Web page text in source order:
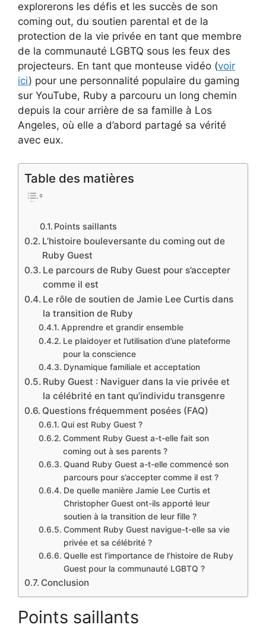
explorerons les défis et les succès de son
coming out, du soutien parental et de la
protection de la vie privée en tant que membre
de la communauté LGBTQ sous les feux des
projecteurs. En tant que monteuse vidéo (voir
ici) pour une personnalité populaire du gaming
sur YouTube, Ruby a parcouru un long chemin
depuis la cour arrière de sa famille à Los
Angeles, où elle a d’abord partagé sa vérité
avec eux.
Table des matières
Points saillants
L’histoire bouleversante du coming out de
Ruby Guest
Le parcours de Ruby Guest pour s’accepter
comme il est
Le rôle de soutien de Jamie Lee Curtis dans
la transition de Ruby
Apprendre et grandir ensemble
Le plaidoyer et l’utilisation d’une plateforme
pour la conscience
Dynamique familiale et acceptation
Ruby Guest : Naviguer dans la vie privée et
la célébrité en tant qu’individu transgenre
Questions fréquemment posées (FAQ)
Qui est Ruby Guest ?
Comment Ruby Guest a-t-elle fait son
coming out à ses parents ?
Quand Ruby Guest a-t-elle commencé son
parcours pour s’accepter comme il est ?
De quelle manière Jamie Lee Curtis et
Christopher Guest ont-ils apporté leur
soutien à la transition de leur fille ?
Comment Ruby Guest navigue-t-elle sa vie
privée et sa célébrité ?
Quelle est l’importance de l’histoire de Ruby
Guest pour la communauté LGBTQ ?
Conclusion
Points saillants